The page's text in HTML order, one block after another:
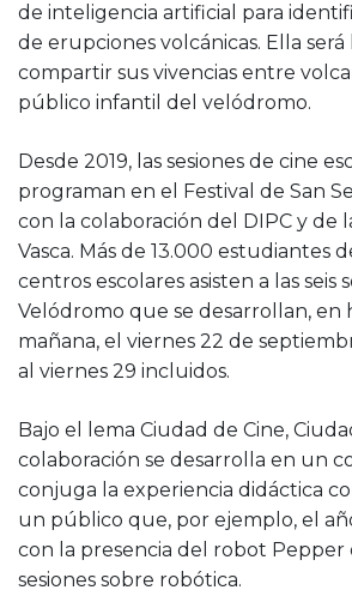
de inteligencia artificial para
de erupciones volcánicas. Ella
compartir sus vivencias entre
público infantil del velódromo.
Desde 2019, las sesiones de cine
programan en el Festival de San
con la colaboración del DIPC y de
Vasca. Más de 13.000 estudiantes
centros escolares asisten a las seis
Velódromo que se desarrollan, en
mañana, el viernes 22 de
al viernes 29 incluidos.
Bajo el lema Ciudad de Cine,
colaboración se desarrolla en un
conjuga la experiencia didáctica
un público que, por ejemplo, el
con la presencia del robot Pepper
sesiones sobre robótica.